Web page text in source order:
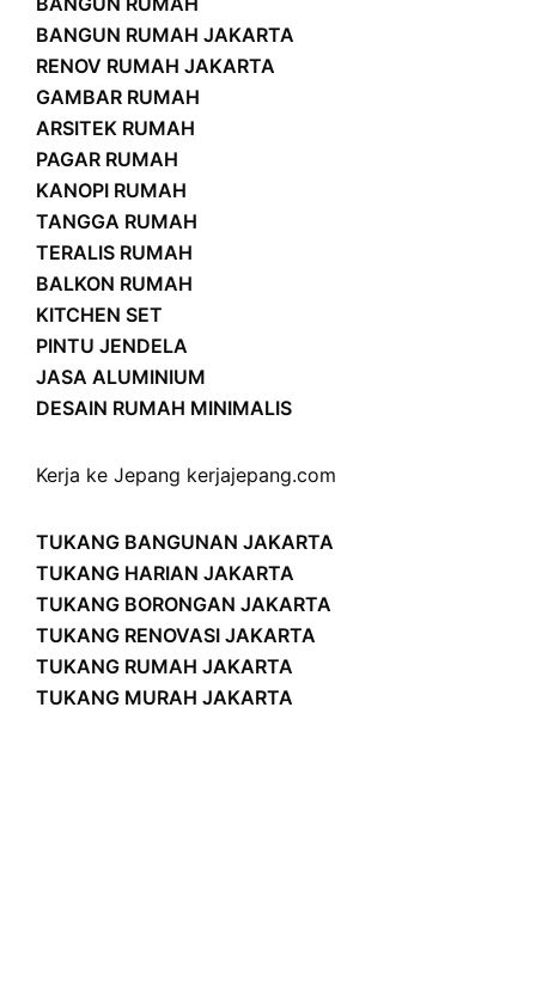
BANGUN RUMAH JAKARTA
RENOV RUMAH JAKARTA
GAMBAR RUMAH
ARSITEK RUMAH
PAGAR RUMAH
KANOPI RUMAH
TANGGA RUMAH
TERALIS RUMAH
BALKON RUMAH
KITCHEN SET
PINTU JENDELA
JASA ALUMINIUM
DESAIN RUMAH MINIMALIS
Kerja ke Jepang kerjajepang.com
TUKANG BANGUNAN JAKARTA
TUKANG HARIAN JAKARTA
TUKANG BORONGAN JAKARTA
TUKANG RENOVASI JAKARTA
TUKANG RUMAH JAKARTA
TUKANG MURAH JAKARTA